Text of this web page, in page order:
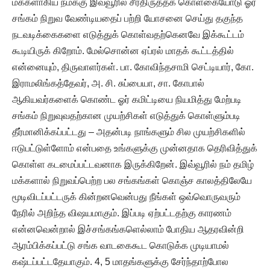
சங்கம் நிறுவ வேண்டியதைப் பற்றி யோசனை செய்து தகுந்த
நடவடிக்கைகளை எடுத்துக் கொள்வதற்கெனவே இக்கூட்டம்
கூடியிருக் கிறோம். மேல்சொன்ன ஏப்ரல் மாதக் கூட்டத்தில்
என்னையும், திருவாளர்கள். பா. கோவிந்தசாமி செட்டியார், கோ.
இராமலிங்கத்தேவர், அ. சி. சுப்பையா, சா. கோபால்
ஆகியவர்களைக் கொண்ட ஓர் கமிட்டியை நியமித்து மேற்படி
சங்கம் நிறுவுவதற்கான முயற்சிகள் எடுத்துக் கொள்ளும்படி
தீர்மானிக்கப்பட்டது – அதன்படி நாங்களும் சில முயற்சிகளில்
ஈடுபட்டுள்ளோம் என்பதை உங்களுக்கு முன்னதாக தெரிவித்துக்
கொள்ள கடமைப்பட்டவனாக இருக்கிறேன். இவ்வூரில் நம் தமிழ்
மக்களால் நிறுவப்பெற்ற பல சங்கங்கள் கொஞ்ச காலத்திலேயே
மூடிவிடப்பட்டருக் கின்றனவென்பது நீங்கள் ஒவ்வொருவரும்
நேரில் அறிந்த விஷயமாகும். இப்படி ஏற்பட்டதற்கு காரணம்
என்னவென்றால் இச்சங்கங்களெல்லாம் போதிய ஆதரவின்றி
ஆரம்பிக்கப்பட்டு சங்க வாடகைகூட கொடுக்க முடியாமல்
கஷ்டப்பட்டதேயாகும். 4, 5 மாதங்களுக்கு சேர்ந்தாற்போல